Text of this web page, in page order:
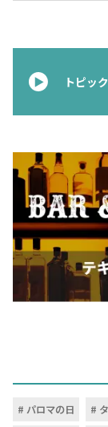
トピッ
パロマの日